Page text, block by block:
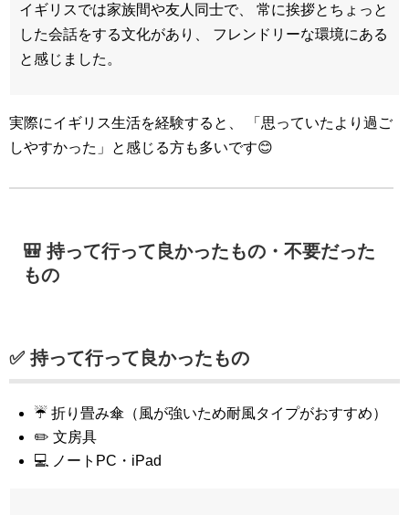
イギリスでは家族間や友人同士で、 常に挨拶とちょっと
した会話をする文化があり、 フレンドリーな環境にある
と感じました。
実際にイギリス生活を経験すると、 「思っていたより過ご
しやすかった」と感じる方も多いです😊
🎒 持って行って良かったもの・不要だった
もの
✅ 持って行って良かったもの
☔ 折り畳み傘（風が強いため耐風タイプがおすすめ）
✏️ 文房具
💻 ノートPC・iPad